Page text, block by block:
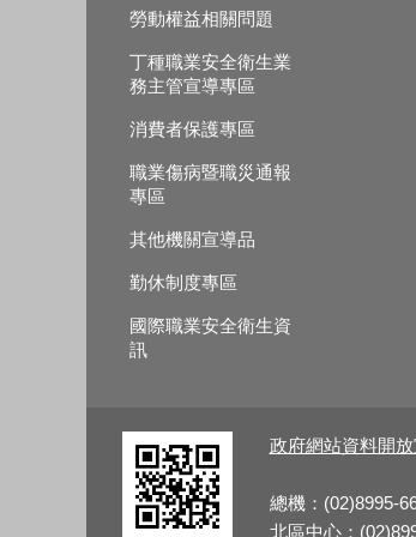
勞動權益相關問題
丁種職業安全衛生業
務主管宣導專區
消費者保護專區
職業傷病暨職災通報
專區
其他機關宣導品
勤休制度專區
國際職業安全衛生資
訊
政府網站資料開
總機：(02)8995-
北區中心：